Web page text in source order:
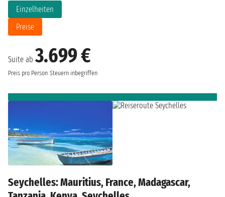
Suite ab3.699 €
Preis pro Person Steuern inbegriffen
Einzelheiten
Preise
Seychelles: Mauritius, France, Madagascar,